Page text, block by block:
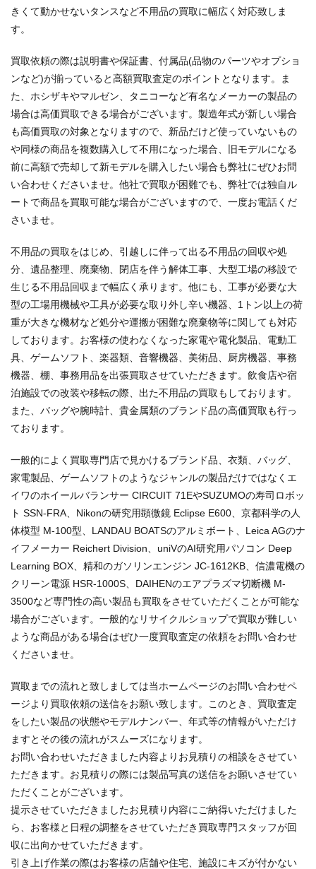
きくて動かせないタンスなど不用品の買取に幅広く対応致しま
す。
買取依頼の際は説明書や保証書、付属品(品物のパーツやオプショ
ンなど)が揃っていると高額買取査定のポイントとなります。ま
た、ホシザキやマルゼン、タニコーなど有名なメーカーの製品の
場合は高価買取できる場合がございます。製造年式が新しい場合
も高価買取の対象となりますので、新品だけど使っていないもの
や同様の商品を複数購入して不用になった場合、旧モデルになる
前に高額で売却して新モデルを購入したい場合も弊社にぜひお問
い合わせくださいませ。他社で買取が困難でも、弊社では独自ル
ートで商品を買取可能な場合がございますので、一度お電話くだ
さいませ。
不用品の買取をはじめ、引越しに伴って出る不用品の回収や処
分、遺品整理、廃棄物、閉店を伴う解体工事、大型工場の移設で
生じる不用品回収まで幅広く承ります。他にも、工事が必要な大
型の工場用機械や工具が必要な取り外し辛い機器、1トン以上の荷
重が大きな機材など処分や運搬が困難な廃棄物等に関しても対応
しております。お客様の使わなくなった家電や電化製品、電動工
具、ゲームソフト、楽器類、音響機器、美術品、厨房機器、事務
機器、棚、事務用品を出張買取させていただきます。飲食店や宿
泊施設での改装や移転の際、出た不用品の買取もしております。
また、バッグや腕時計、貴金属類のブランド品の高価買取も行っ
ております。
一般的によく買取専門店で見かけるブランド品、衣類、バッグ、
家電製品、ゲームソフトのようなジャンルの製品だけではなくエ
イワのホイールバランサー CIRCUIT 71EやSUZUMOの寿司ロボッ
ト SSN-FRA、Nikonの研究用顕微鏡 Eclipse E600、京都科学の人
体模型 M-100型、LANDAU BOATSのアルミボート、Leica AGのナ
イフメーカー Reichert Division、uniVのAI研究用パソコン Deep
Learning BOX、精和のガソリンエンジン JC-1612KB、信濃電機の
クリーン電源 HSR-1000S、DAIHENのエアプラズマ切断機 M-
3500など専門性の高い製品も買取をさせていただくことが可能な
場合がございます。一般的なリサイクルショップで買取が難しい
ような商品がある場合はぜひ一度買取査定の依頼をお問い合わせ
くださいませ。
買取までの流れと致しましては当ホームページのお問い合わせペ
ージより買取依頼の送信をお願い致します。このとき、買取査定
をしたい製品の状態やモデルナンバー、年式等の情報がいただけ
ますとその後の流れがスムーズになります。
お問い合わせいただきました内容よりお見積りの相談をさせてい
ただきます。お見積りの際には製品写真の送信をお願いさせてい
ただくことがございます。
提示させていただきましたお見積り内容にご納得いただけました
ら、お客様と日程の調整をさせていただき買取専門スタッフが回
収に出向かせていただきます。
引き上げ作業の際はお客様の店舗や住宅、施設にキズが付かない